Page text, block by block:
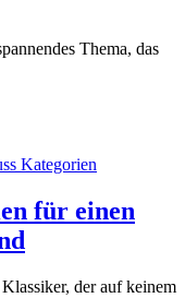
Thema, das
für einen
der auf keinem